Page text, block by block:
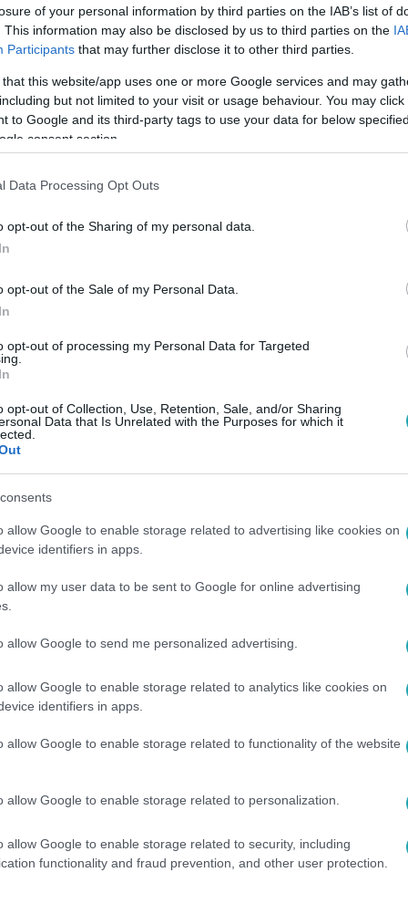
of your personal information by third parties on the IAB’s list of
This information may also be disclosed by us to third parties on the
Participants that may further disclose it to other third parties.
that this website/app uses one or more Google services and may
but not limited to your visit or usage behaviour. You may
to Google and its third-party tags to use your data for below
consent section.
Data Processing Opt Outs
opt-out of the Sharing of my personal data.
opt-out of the Sale of my Personal Data.
opt-out of processing my Personal Data for Targeted
opt-out of Collection, Use, Retention, Sale, and/or Sharing
Data that Is Unrelated with the Purposes for which it
allow Google to enable storage related to advertising like cookies on
identifiers in apps.
allow my user data to be sent to Google for online advertising
allow Google to send me personalized advertising.
allow Google to enable storage related to analytics like cookies on
identifiers in apps.
allow Google to enable storage related to functionality of the website
allow Google to enable storage related to personalization.
allow Google to enable storage related to security, including
functionality and fraud prevention, and other user protection.
kamaszpár törte fel Debrecen
a lány nem büntethető
el a debreceni betöréssorozatot – a fiú előzetesbe
rácson keresztül horgászott ki
horgára akadt.
költséget jelentenek a
adókedvezményt akar kiharcolni
árusító élelmiszerboltnak is használni kell a
üzlet tulajdonosa. Egy debreceni cukrászda
kellene két új pénztárgépet vennie a kötelező adatküldés
a kormány szerint a
nem működik
milliárdos hasznot fialó kaszinókba is az online
Jobbik, már nem is először. Varga Mihály
intézkedéseként értékelte a rendszer
nélkül.
szabadidőközpontot ellenőrzött az
használták a pénztárgépet, ezért ellenőrzött az adóhivatal
A tulajdonos azt mondja: a pénztárgépet azért nem